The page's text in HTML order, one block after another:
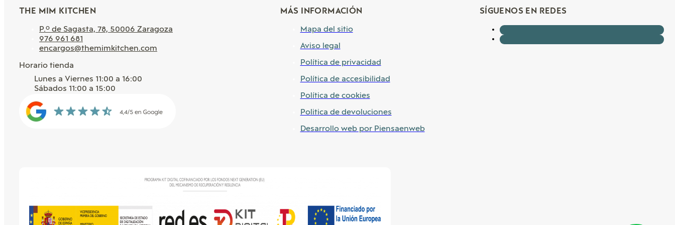
THE MIM KITCHEN
P.º de Sagasta, 78, 50006 Zaragoza
976 961 681
encargos@themimkitchen.com
Horario tienda
Lunes a Viernes 11:00 a 16:00
Sábados 11:00 a 15:00
MÁS INFORMACIÓN
Mapa del sitio
Aviso legal
Política de privacidad
Política de accesibilidad
Política de cookies
Politica de devoluciones
Desarrollo web por Piensaenweb
SÍGUENOS EN REDES